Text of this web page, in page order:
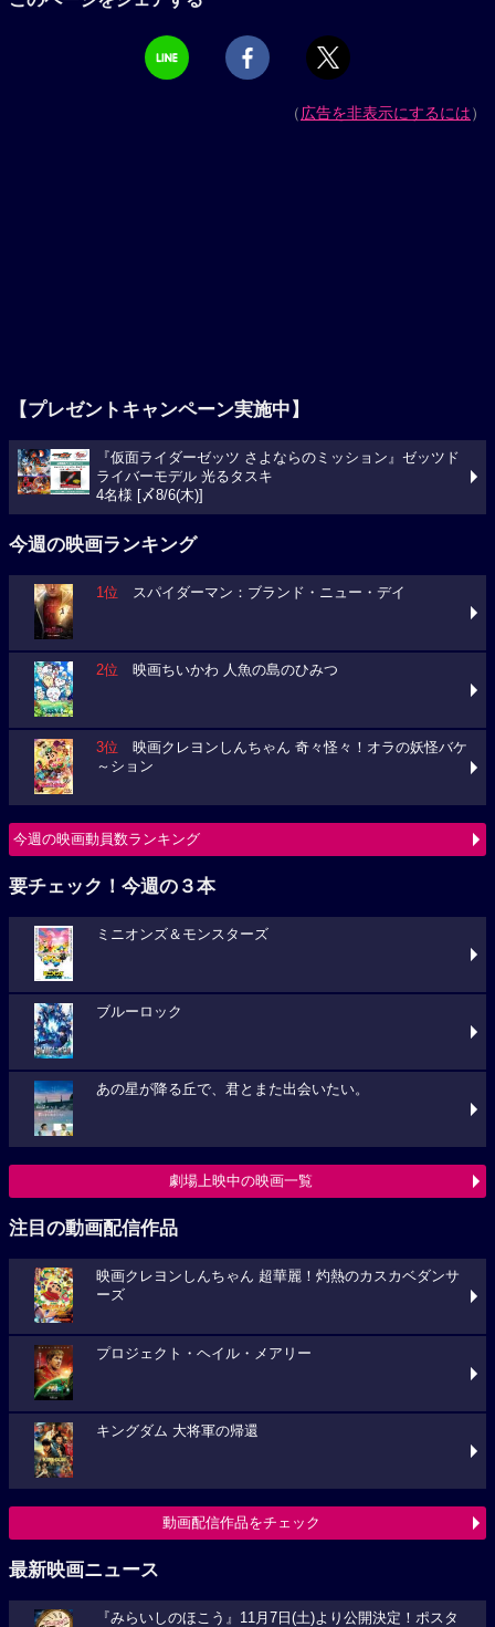
（広告を非表示にするには）
【プレゼントキャンペーン実施中】
『仮面ライダーゼッツ さよならのミッション』ゼッツド
ライバーモデル 光るタスキ
4名様 [〆8/6(木)]
今週の映画ランキング
1位 スパイダーマン：ブランド・ニュー・デイ
2位 映画ちいかわ 人魚の島のひみつ
3位 映画クレヨンしんちゃん 奇々怪々！オラの妖怪バケ
～ション
今週の映画動員数ランキング
要チェック！今週の３本
ミニオンズ＆モンスターズ
ブルーロック
あの星が降る丘で、君とまた出会いたい。
劇場上映中の映画一覧
注目の動画配信作品
映画クレヨンしんちゃん 超華麗！灼熱のカスカベダンサ
ーズ
プロジェクト・ヘイル・メアリー
キングダム 大将軍の帰還
動画配信作品をチェック
最新映画ニュース
『みらいしのほこう』11月7日(土)より公開決定！ポスタ